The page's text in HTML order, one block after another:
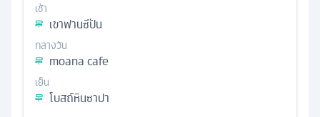
เช้า
เขาฟานซีปัน
กลางวัน
moana cafe
เย็น
โบสถ์หินซาปา